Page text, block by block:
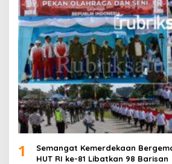
1
Semangat Kemerdekaan
HUT RI ke-81 Libatkan 98 Barisan